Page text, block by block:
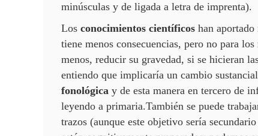
minúsculas y de ligada a letra de imprenta).
Los conocimientos científicos han
tiene menos consecuencias, pero no para los
menos, reducir su gravedad, si se hicieran
entiendo que implicaría un cambio
fonológica y de esta manera en tercero de
leyendo a primaria.También se puede
trazos (aunque este objetivo sería